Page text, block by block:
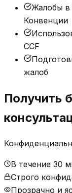
Жалобы в
Конвенции
CCF
жалоб
Получить
В течение 30
Строго
Прозрачно и